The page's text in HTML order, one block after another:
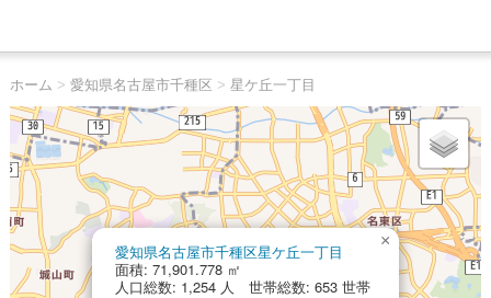
ホーム > 愛知県名古屋市千種区 > 星ケ丘一丁目
愛知県名古屋市千種区星ケ丘一丁目
面積: 71,901.778 ㎡
人口総数: 1,254 人 世帯総数: 653 世帯
×